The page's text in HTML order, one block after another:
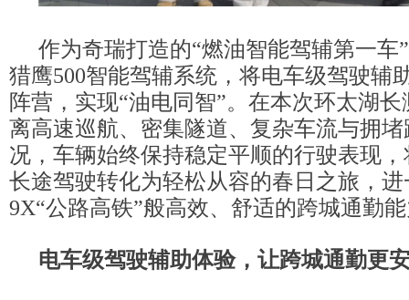
作为奇瑞打造的“燃油智能驾辅第一车
猎鹰500智能驾辅系统，将电车级驾驶辅
阵营，实现“油电同智”。在本次环太湖
离高速巡航、密集隧道、复杂车流与拥
况，车辆始终保持稳定平顺的行驶表现
长途驾驶转化为轻松从容的春日之旅，
9X“公路高铁”般高效、舒适的跨城通勤
电车级驾驶辅助体验，让跨城通勤更